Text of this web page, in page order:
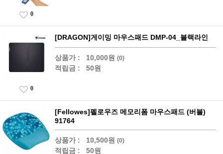
0
[DRAGON]게이밍 마우스패드 DMP-04_블랙라인
상품가 : 10,000원 (0)
적립금 : 50원
0
[Fellowes]펠로우즈 메모리폼 마우스패드 (버블)
91764
상품가 : 10,500원 (0)
적립금 : 50원